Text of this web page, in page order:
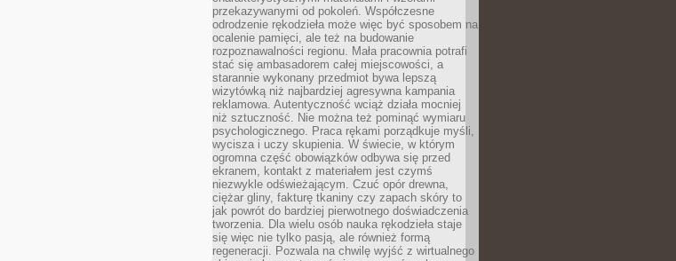
przekazywanymi od pokoleń. Współczesne
odrodzenie rękodzieła może więc być sposobem na
ocalenie pamięci, ale też na budowanie
rozpoznawalności regionu. Mała pracownia potrafi
stać się ambasadorem całej miejscowości, a
starannie wykonany przedmiot bywa lepszą
wizytówką niż najbardziej agresywna kampania
reklamowa. Autentyczność wciąż działa mocniej
niż sztuczność. Nie można też pominąć wymiaru
psychologicznego. Praca rękami porządkuje myśli,
wycisza i uczy skupienia. W świecie, w którym
ogromna część obowiązków odbywa się przed
ekranem, kontakt z materiałem jest czymś
niezwykle odświeżającym. Czuć opór drewna,
ciężar gliny, fakturę tkaniny czy zapach skóry to
jak powrót do bardziej pierwotnego doświadczenia
tworzenia. Dla wielu osób nauka rękodzieła staje
się więc nie tylko pasją, ale również formą
regeneracji. Pozwala na chwilę wyjść z wirtualnego